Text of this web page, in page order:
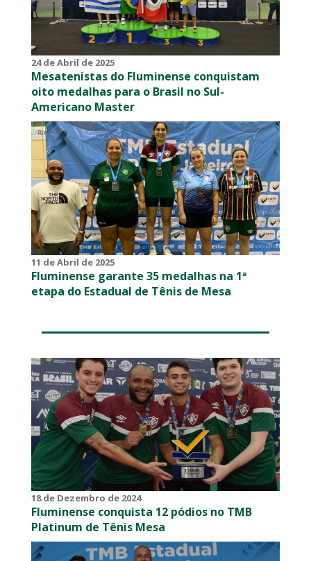
24 de Abril de 2025
Mesatenistas do Fluminense conquistam
oito medalhas para o Brasil no Sul-
Americano Master
11 de Abril de 2025
Fluminense garante 35 medalhas na 1ª
etapa do Estadual de Tênis de Mesa
18 de Dezembro de 2024
Fluminense conquista 12 pódios no TMB
Platinum de Tênis Mesa